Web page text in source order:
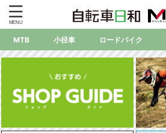
MTB 小径車 ロードバイク